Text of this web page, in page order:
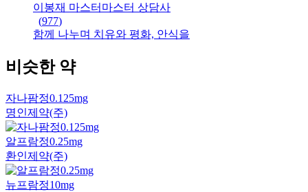
이봉재 마스터 마스터 상담사
(977)
함께 나누며 치유와 평화, 안식을
비슷한 약
자나팜정0.125mg
명인제약(주)
알프람정0.25mg
환인제약(주)
뉴프람정10mg